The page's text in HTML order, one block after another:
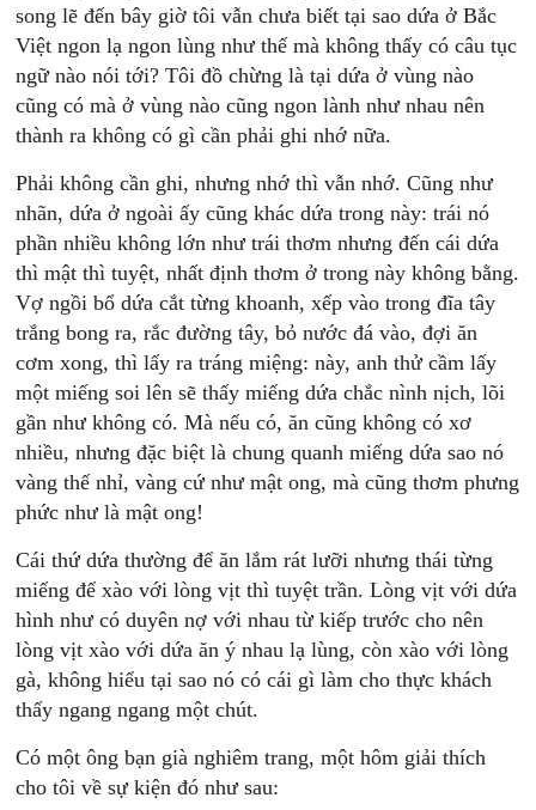
song lẽ đến bây giờ tôi vẫn chưa biết tại sao dứa ở Bắc
Việt ngon lạ ngon lùng như thế mà không thấy có câu tục
ngữ nào nói tới? Tôi đồ chừng là tại dứa ở vùng nào
cũng có mà ở vùng nào cũng ngon lành như nhau nên
thành ra không có gì cần phải ghi nhớ nữa.
Phải không cần ghi, nhưng nhớ thì vẫn nhớ. Cũng như
nhãn, dứa ở ngoài ấy cũng khác dứa trong này: trái nó
phần nhiều không lớn như trái thơm nhưng đến cái dứa
thì mật thì tuyệt, nhất định thơm ở trong này không bằng.
Vợ ngồi bổ dứa cắt từng khoanh, xếp vào trong đĩa tây
trắng bong ra, rắc đường tây, bỏ nước đá vào, đợi ăn
cơm xong, thì lấy ra tráng miệng: này, anh thử cầm lấy
một miếng soi lên sẽ thấy miếng dứa chắc nình nịch, lõi
gần như không có. Mà nếu có, ăn cũng không có xơ
nhiều, nhưng đặc biệt là chung quanh miếng dứa sao nó
vàng thế nhỉ, vàng cứ như mật ong, mà cũng thơm phưng
phức như là mật ong!
Cái thứ dứa thường để ăn lắm rát lưỡi nhưng thái từng
miếng để xào với lòng vịt thì tuyệt trần. Lòng vịt với dứa
hình như có duyên nợ với nhau từ kiếp trước cho nên
lòng vịt xào với dứa ăn ý nhau lạ lùng, còn xào với lòng
gà, không hiểu tại sao nó có cái gì làm cho thực khách
thấy ngang ngang một chút.
Có một ông bạn già nghiêm trang, một hôm giải thích
cho tôi về sự kiện đó như sau: